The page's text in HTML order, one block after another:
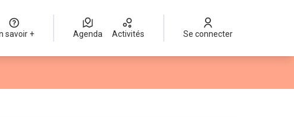
savoir + Agenda Activités Se connecter